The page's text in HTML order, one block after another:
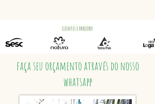
clientes e parceiros
faça seu orçamento através do nosso
whatsapp